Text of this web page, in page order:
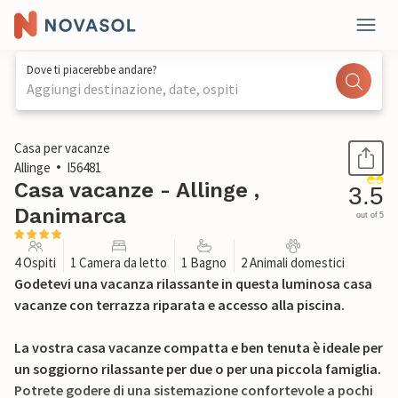
Dove ti piacerebbe andare?
Aggiungi destinazione, date, ospiti
1 / 19
Casa per vacanze
Allinge
I56481
Casa vacanze - Allinge ,
Danimarca
3.5
out of 5
4 Ospiti 1 Camera da letto 1 Bagno 2 Animali domestici
Godetevi una vacanza rilassante in questa luminosa casa
vacanze con terrazza riparata e accesso alla piscina.
La vostra casa vacanze compatta e ben tenuta è ideale per
un soggiorno rilassante per due o per una piccola famiglia.
Potrete godere di una sistemazione confortevole a pochi